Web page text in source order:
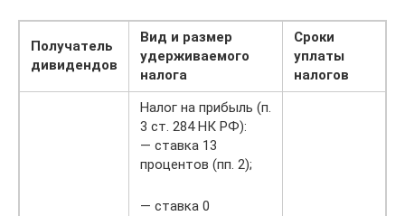
Получатель
дивидендов
Вид и размер
удерживаемого
налога
Сроки
уплаты
налогов
Налог на прибыль (п.
3 ст. 284 НК РФ):
— ставка 13
процентов (пп. 2);
— ставка 0